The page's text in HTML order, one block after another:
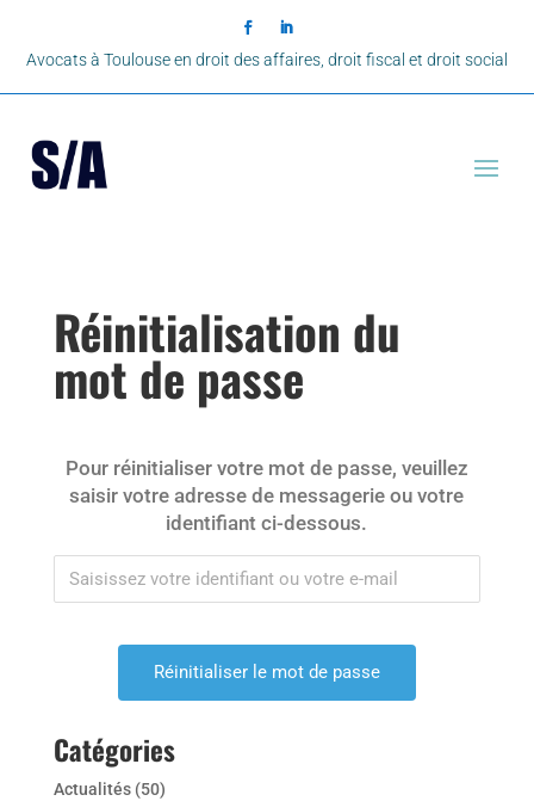
Avocats à Toulouse en droit des affaires, droit fiscal et droit social
Réinitialisation du
mot de passe
Pour réinitialiser votre mot de passe, veuillez
saisir votre adresse de messagerie ou votre
identifiant ci-dessous.
Catégories
Actualités(50)